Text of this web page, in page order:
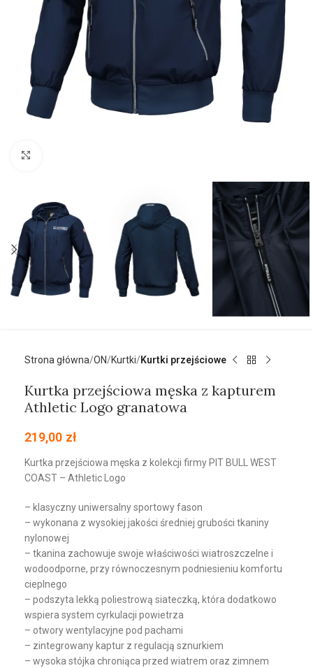
Strona główna ON Kurtki Kurtki przejściowe
Kurtka przejściowa męska z kapturem
Athletic Logo granatowa
219,00 zł
Kurtka przejściowa męska z kolekcji firmy PIT BULL WEST
COAST – Athletic Logo
– klasyczny uniwersalny sportowy fason
– wykonana z wysokiej jakości średniej grubości tkaniny
nylonowej
– tkanina zachowuje swoje właściwości wiatroszczelne i
wodoodporne, przy równoczesnym podniesieniu komfortu
cieplnego
– podszyta lekką poliestrową siateczką, która dodatkowo
wspiera system cyrkulacji powietrza
– otwory wentylacyjne pod pachami
– zintegrowany kaptur z regulacją sznurkiem
– wysoka stójka chroniąca przed wiatrem oraz zimnem